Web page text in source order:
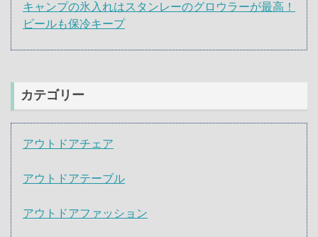
キャンプの氷入れはスタンレーのグロウラーが最高！
ビールも保冷キープ
カテゴリー
アウトドアチェア
アウトドアテーブル
アウトドアファッション